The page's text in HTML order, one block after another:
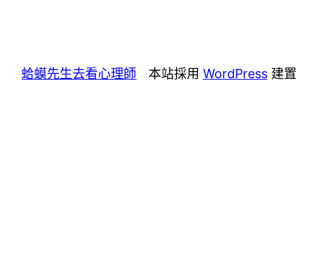
蛤蟆先生去看心理師 本站採用 WordPress建置